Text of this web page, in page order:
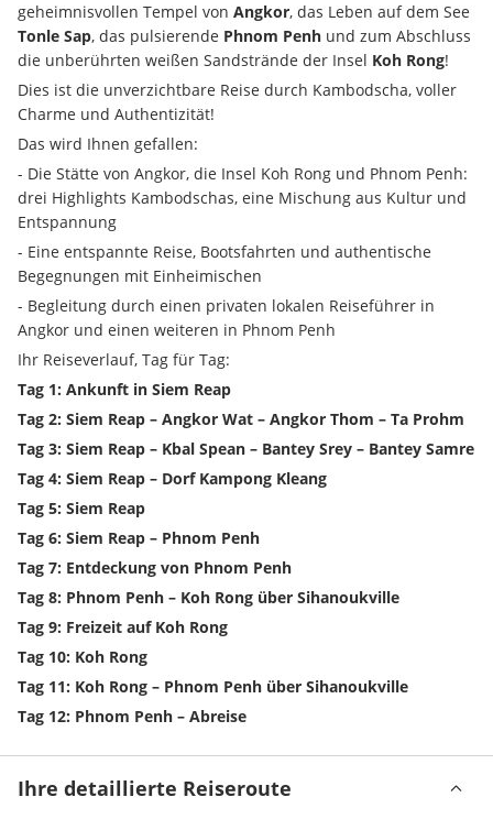
geheimnisvollen Tempel von Angkor
Tonle Sap, das pulsierende Phnom Penh und zum Abschluss
die unberührten weißen Sandstrände der Insel Koh Rong!
Dies ist die unverzichtbare Reise durch Kambodscha, voller
Charme und Authentizität!
Das wird Ihnen gefallen:
- Die Stätte von Angkor, die Insel Koh Rong und Phnom Penh:
drei Highlights Kambodschas, eine Mischung aus Kultur und
Entspannung
- Eine entspannte Reise, Bootsfahrten und authentische
Begegnungen mit Einheimischen
- Begleitung durch einen privaten lokalen Reiseführer in
Angkor und einen weiteren in Phnom Penh
Ihr Reiseverlauf, Tag für Tag:
Tag 1: Ankunft in Siem Reap
Tag 2: Siem Reap – Angkor Wat – Angkor Thom – Ta Prohm
Tag 3: Siem Reap – Kbal Spean – Bantey Srey – Bantey Samre
Tag 4: Siem Reap – Dorf Kampong Kleang
Tag 5: Siem Reap
Tag 6: Siem Reap – Phnom Penh
Tag 7: Entdeckung von Phnom Penh
Tag 8: Phnom Penh – Koh Rong über Sihanoukville
Tag 9: Freizeit auf Koh Rong
Tag 10: Koh Rong
Tag 11: Koh Rong – Phnom Penh über Sihanoukville
Tag 12: Phnom Penh – Abreise
Ihre detaillierte Reiseroute